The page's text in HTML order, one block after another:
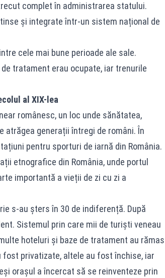
complet în administrarea statului.
și integrate într-un sistem național de
cele mai bune perioade ale sale.
tratament erau ocupate, iar trenurile
al XIX-lea
românesc, un loc unde sănătatea,
atrăgea generații întregi de români. În
pentru sporturi de iarnă din România.
etnografice din România, unde portul
importantă a vieții de zi cu zi a
s-au șters în 30 de indiferență. După
Sistemul prin care mii de turiști veneau
hoteluri și baze de tratament au rămas
privatizate, altele au fost închise, iar
orașul a încercat să se reinventeze prin